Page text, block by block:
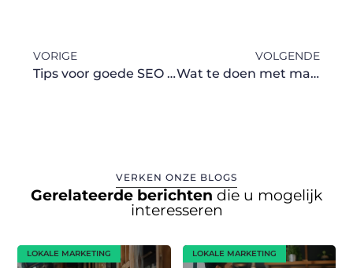
VORIGE
Tips voor goede SEO bureaus, voor bedrijven uit Schiedam
VOLGENDE
Wat te doen met machinetrillingen?
VERKEN ONZE BLOGS
Gerelateerde berichten die u mogelijk
interesseren
LOKALE MARKETING LOKALE MARKETING